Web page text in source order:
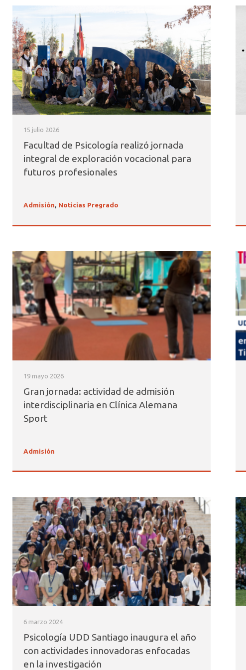
15 julio 2026
Facultad de Psicología realizó jornada
integral de exploración vocacional para
futuros profesionales
Admisión, Noticias Pregrado
19 mayo 2026
Gran jornada: actividad de admisión
interdisciplinaria en Clínica Alemana
Sport
Admisión
6 marzo 2024
Psicología UDD Santiago inaugura el año
con actividades innovadoras enfocadas
en la investigación